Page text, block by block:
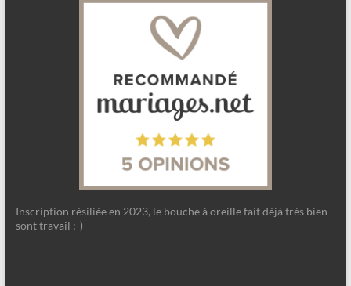
Inscription résiliée en 2023, le bouche à oreille fait déjà très bien
sont travail ;-)